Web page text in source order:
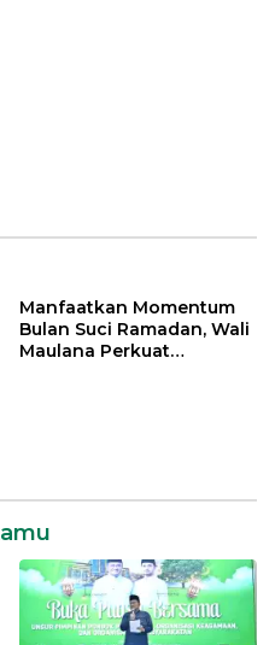
Manfaatkan Momentum
Bulan Suci Ramadan, Wali
Maulana Perkuat